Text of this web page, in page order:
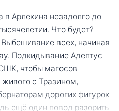
в Арлекина незадолго до
Что будет?
всех, начиная
Подкидывание Адептус
чтобы магосов
живого с Тразином,
дорогих фигурок
ещё один повод разорить